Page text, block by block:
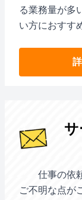
る業務量が多
い方におすす
仕事の依
ご不明な点が